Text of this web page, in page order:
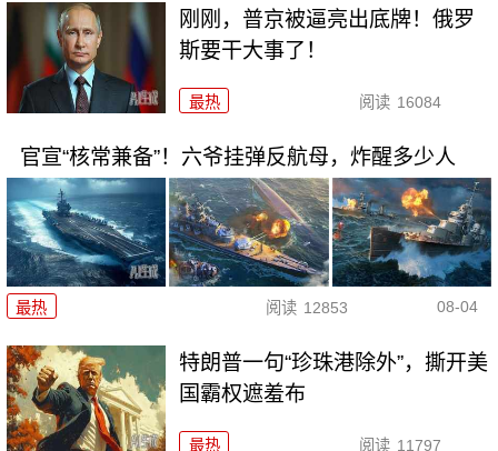
刚刚，普京被逼亮出底牌！俄罗
斯要干大事了！
最热 阅读 16084
官宣“核常兼备”！六爷挂弹反航母，炸醒多少人
最热 阅读 12853 08-04
特朗普一句“珍珠港除外”，撕开美
国霸权遮羞布
最热 阅读 11797